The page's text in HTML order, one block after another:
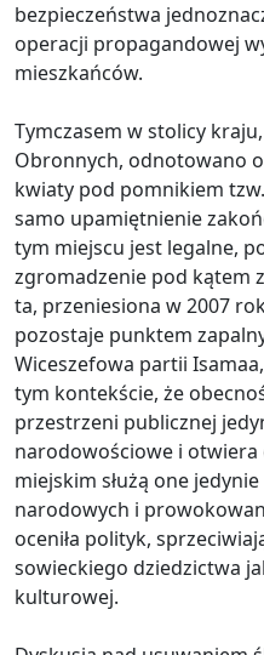
bezpieczeństwa
operacji propagandowej
mieszkańców.
Tymczasem w stolicy
Obronnych, odnotowano
kwiaty pod pomnikiem
samo upamiętnienie
tym miejscu jest legalne,
zgromadzenie pod kątem
ta, przeniesiona w 2007
pozostaje punktem
Wiceszefowa partii
tym kontekście, że
przestrzeni publicznej
narodowościowe i otwiera
miejskim służą one
narodowych i
oceniła polityk,
sowieckiego dziedzictwa
kulturowej.